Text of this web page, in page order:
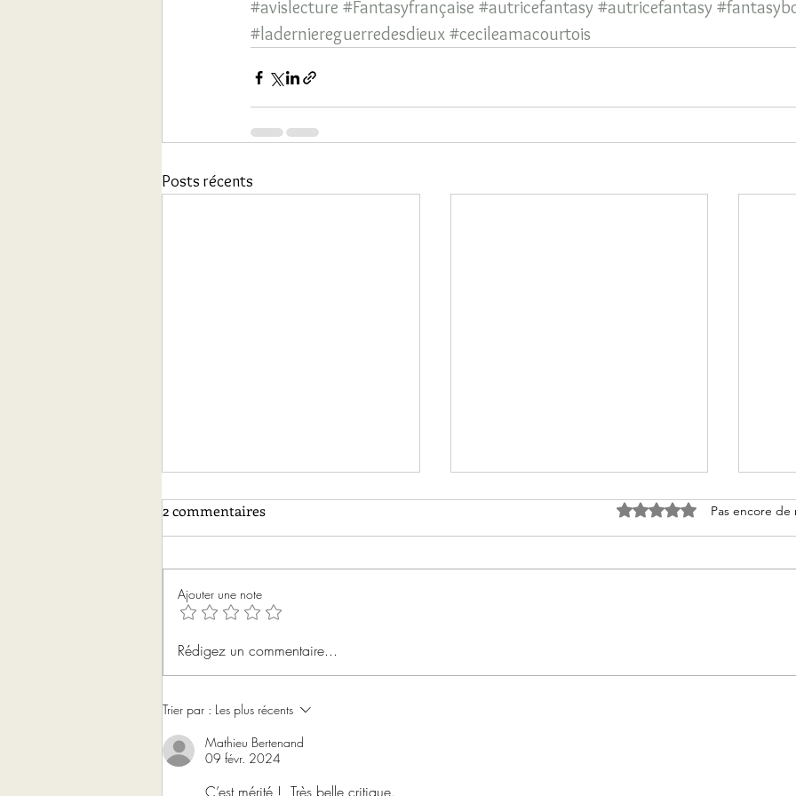
#avislecture #Fantasyfrançaise #autricefantasy #autricefantasy
#laderniereguerredesdieux #cecileamacourtois
Posts récents
À quoi ressemblent tes
2 commentaires Noté 0 étoile sur 5.
Pas encore de
Ajouter une note
Rédigez un commentaire...
Trier par : Les plus récents
Mathieu Bertenand
09 févr. 2024
C’est mérité !  Très belle critique.